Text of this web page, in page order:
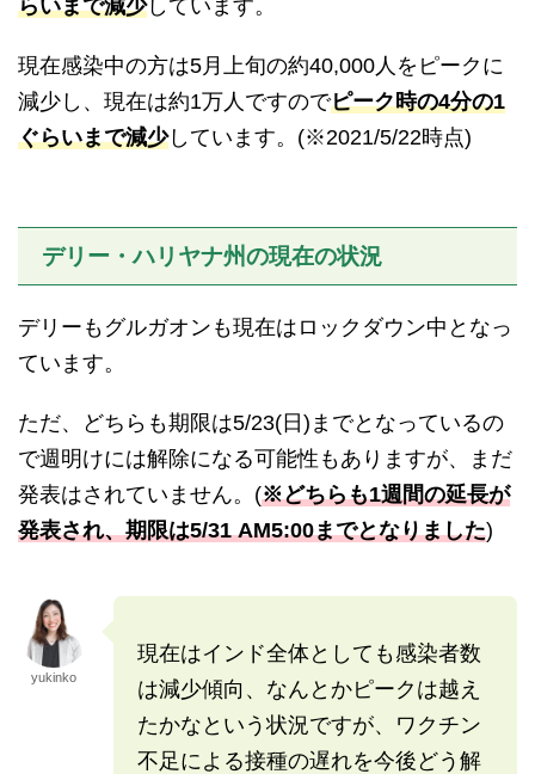
らいまで減少しています。
現在感染中の方は5月上旬の約40,000人をピークに
減少し、現在は約1万人ですのでピーク時の4分の1
ぐらいまで減少しています。(※2021/5/22時点)
デリー・ハリヤナ州の現在の状況
デリーもグルガオンも現在はロックダウン中となっ
ています。
ただ、どちらも期限は5/23(日)までとなっているの
で週明けには解除になる可能性もありますが、まだ
発表はされていません。(※どちらも1週間の延長が
発表され、期限は5/31 AM5:00までとなりました)
yukinko
現在はインド全体としても感染者数
は減少傾向、なんとかピークは越え
たかなという状況ですが、ワクチン
不足による接種の遅れを今後どう解